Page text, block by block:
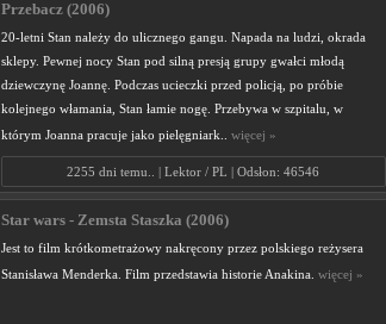
Przebacz (2006)
20-letni Stan należy do ulicznego gangu. Napada na ludzi, okrada
sklepy. Pewnej nocy Stan pod silną presją grupy gwałci młodą
dziewczynę Joannę. Podczas ucieczki przed policją, po próbie
kolejnego włamania, Stan łamie nogę. Przebywa w szpitalu, w
którym Joanna pracuje jako pielęgniark.. więcej »
2255 dni temu.. | Lektor / PL | Odsłon: 46546
Star wars - Zemsta Staszka (2006)
Jest to film krótkometrażowy nakręcony przez polskiego reżysera
Stanisława Menderka. Film przedstawia historie Anakina. więcej »